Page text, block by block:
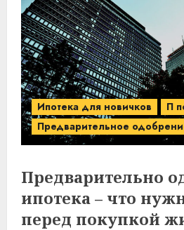
Ипотека для новичков
П
Предварительное
Предварительно
ипотека – что
перед покупкой